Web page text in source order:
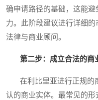
确申请路径的基础，这能
力。此阶段建议进行详细
法律与商业顾问。
第二步：成立合法的商
在利比里亚进行正规的
认的商业实体。最常见的形